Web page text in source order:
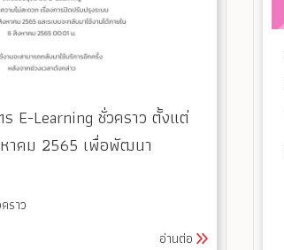
E-Learning ชั่วคราว ตั้งแต่
าคม 2565 เพื่อพัฒนา
ราว
อ่านต่อ